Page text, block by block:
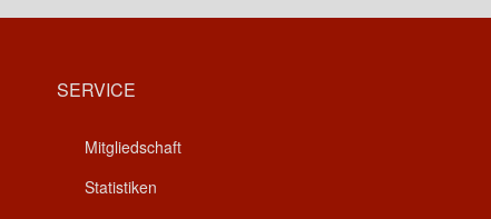
SERVICE
Mitgliedschaft
Statistiken